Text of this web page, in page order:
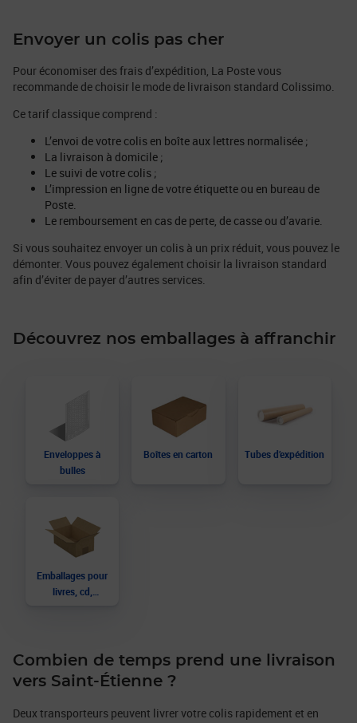
Envoyer un colis pas cher
Pour économiser des frais d’expédition, La Poste vous
recommande de choisir le mode de livraison standard Colissimo.
Ce tarif classique comprend :
L’envoi de votre colis en boîte aux lettres normalisée ;
La livraison à domicile ;
Le suivi de votre colis ;
L’impression en ligne de votre étiquette ou en bureau de
Poste.
Le remboursement en cas de perte, de casse ou d’avarie.
Si vous souhaitez envoyer un colis à un prix réduit, vous pouvez le
démonter. Vous pouvez également choisir la livraison standard
afin d’éviter de payer d’autres services.
Découvrez nos emballages à affranchir
Enveloppes à
bulles
Boîtes en carton Tubes d’expédition
Emballages pour
livres, cd,
Combien de temps prend une livraison
vers Saint-Étienne ?
Deux transporteurs peuvent livrer votre colis rapidement et en